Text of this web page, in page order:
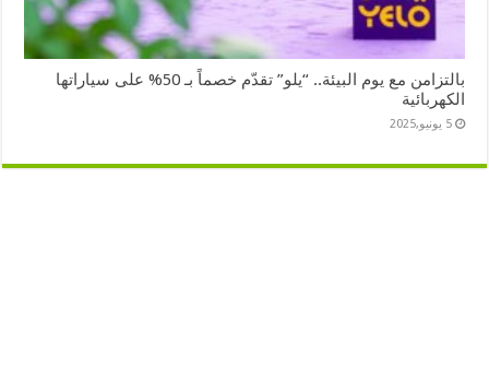
بالتزامن مع يوم البيئة.. “يلو” تقدّم خصماً بـ 50% على سياراتها
الكهربائية
5 يونيو,2025